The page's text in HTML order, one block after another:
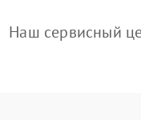
Наш сервисный